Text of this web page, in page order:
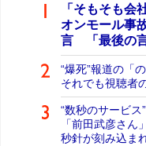
「そもそも
オンモール事
言 「最後の
“爆死”報道の「
それでも視聴者
“数秒のサービ
「前田武彦さ
秒針が刻み込ま